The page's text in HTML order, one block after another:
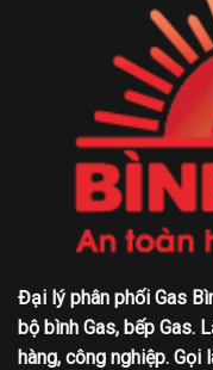
Đại lý phân phối Gas
bộ bình Gas, bếp Gas.
hàng, công nghiệp.